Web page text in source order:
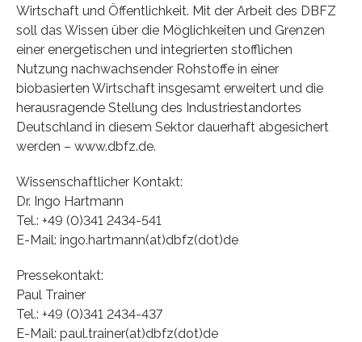
Wirtschaft und Öffentlichkeit. Mit der Arbeit des DBFZ
soll das Wissen über die Möglichkeiten und Grenzen
einer energetischen und integrierten stofflichen
Nutzung nachwachsender Rohstoffe in einer
biobasierten Wirtschaft insgesamt erweitert und die
herausragende Stellung des Industriestandortes
Deutschland in diesem Sektor dauerhaft abgesichert
werden – www.dbfz.de.
Wissenschaftlicher Kontakt:
Dr. Ingo Hartmann
Tel.: +49 (0)341 2434-541
E-Mail: ingo.hartmann(at)dbfz(dot)de
Pressekontakt:
Paul Trainer
Tel.: +49 (0)341 2434-437
E-Mail: paul.trainer(at)dbfz(dot)de